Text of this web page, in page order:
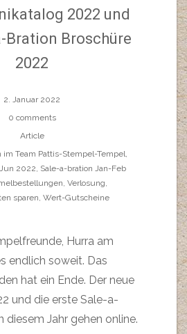
2022 und
Bration Broschüre
2022
2. Januar 2022
0 comments
Article
im Team Pattis-Stempel-Tempel,
2022, Sale-a-bration Jan-Feb
, Verlosung,
sparen, Wert-Gutscheine
Hurra am
endlich soweit. Das
hat ein Ende. Der neue
und die erste Sale-a-
diesem Jahr gehen online.